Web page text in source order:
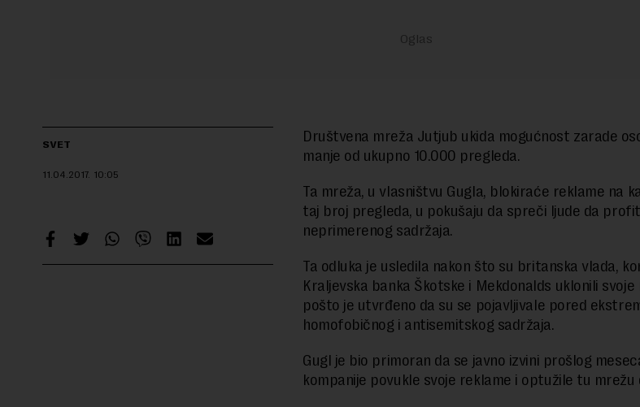
SVET
11.04.2017. 10:05
Društvena mreža Jutjub ukida mogućnost zarade
manje od ukupno 10.000 pregleda.
Ta mreža, u vlasništvu Gugla, blokiraće reklame na
taj broj pregleda, u pokušaju da spreči ljude da
neprimerenog sadržaja.
Ta odluka je usledila nakon što su britanska vlada,
Kraljevska banka Škotske i Mekdonalds uklonili
pošto je utvrđeno da su se pojavljivale pored
homofobičnog i antisemitskog sadržaja.
Gugl je bio primoran da se javno izvini prošlog
kompanije povukle svoje reklame i optužile tu